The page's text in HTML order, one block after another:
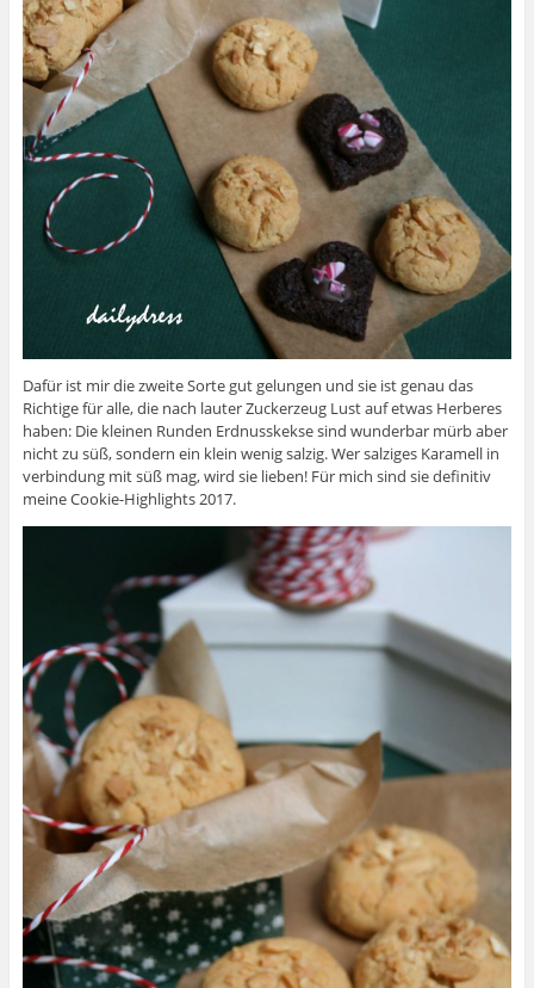
Dafür ist mir die zweite Sorte gut gelungen und sie ist genau das
Richtige für alle, die nach lauter Zuckerzeug Lust auf etwas Herberes
haben: Die kleinen Runden Erdnusskekse sind wunderbar mürb aber
nicht zu süß, sondern ein klein wenig salzig. Wer salziges Karamell in
verbindung mit süß mag, wird sie lieben! Für mich sind sie definitiv
meine Cookie-Highlights 2017.